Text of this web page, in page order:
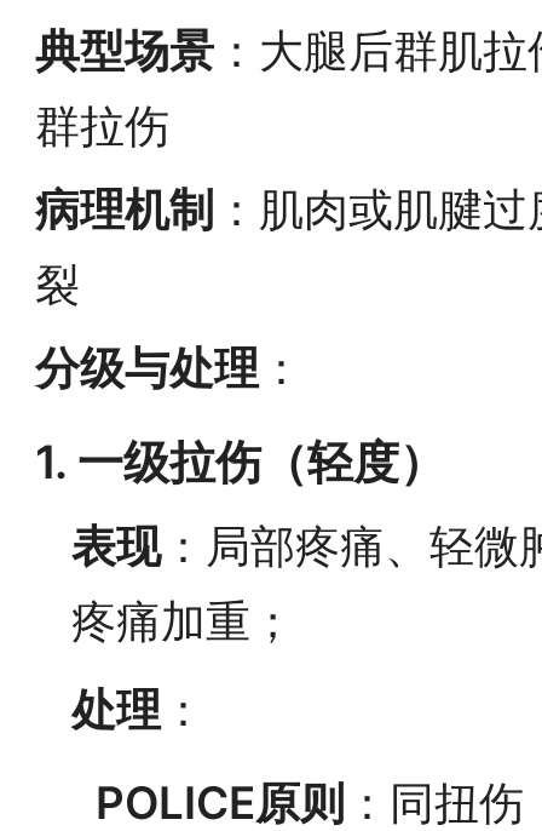
典型场景 ：大腿后群肌
群拉伤
病理机制 ：肌肉或肌腱
裂
分级与处理 ：
1. 一级拉伤（轻度）
表现：局部疼痛、轻微
疼痛加重；
处理 ：
POLICE原则 ：同扭